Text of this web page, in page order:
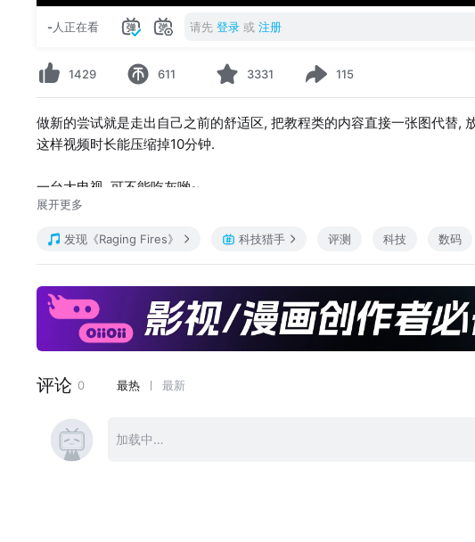
-人正在看 请先 登录 或 注册
1429 611 3331 115
做新的尝试就是走出自己之前的舒适区, 把教程类的内容直接一张图代替,
这样视频时长能压缩掉10分钟.
一台大电视, 可不能吃灰哟~
大伙儿Have a good one~
我是喜力, 常来看看.
展开更多
发现《Raging Fires》 科技猎手 评测 科技 数码